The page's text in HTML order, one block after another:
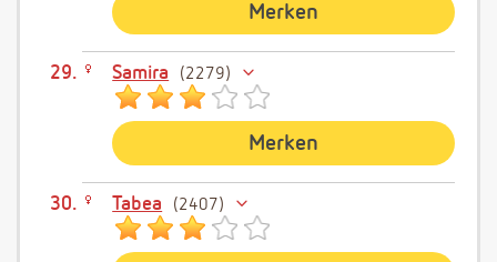
Merken
Samira 2279
Merken
Tabea 2407